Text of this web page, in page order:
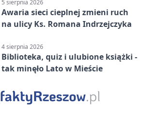
5 sierpnia 2026
Awaria sieci cieplnej zmieni ruch
na ulicy Ks. Romana Indrzejczyka
4 sierpnia 2026
Biblioteka, quiz i ulubione książki -
tak minęło Lato w Mieście